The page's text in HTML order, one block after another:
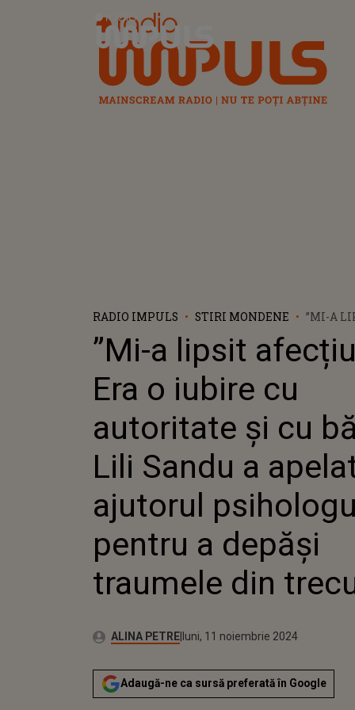
Radio Impuls
RADIO IMPULS STIRI MONDENE
”MI-A
IUBIRE
ȘI CU
TRECUT
”Mi-a lipsit
Era o iubire cu
autoritate și cu
Lili Sandu a
ajutorul
pentru a depăși
traumele din
Autor:ALINA PETREPublicat:
sâmbătă, 11 noiembrie 2023
Actualizat:
luni, 11 noiembrie 2024
Adaugă-ne ca sursă preferată în Google